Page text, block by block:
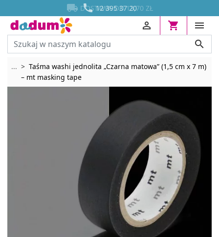
 12 395 37 20
 DOSTAWA OD 13,70 ZŁ






... Rozwiń breadcrumbs
Taśma washi jednolita „Czarna matowa” (1,5 cm x 7 m)
– mt masking tape